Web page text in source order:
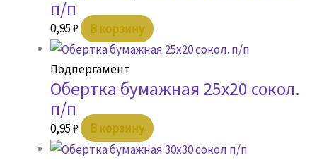
п/п
0,95₽ В корзину
Подпергамент
Обертка бумажная 25х20 сокол.
п/п
0,95₽ В корзину